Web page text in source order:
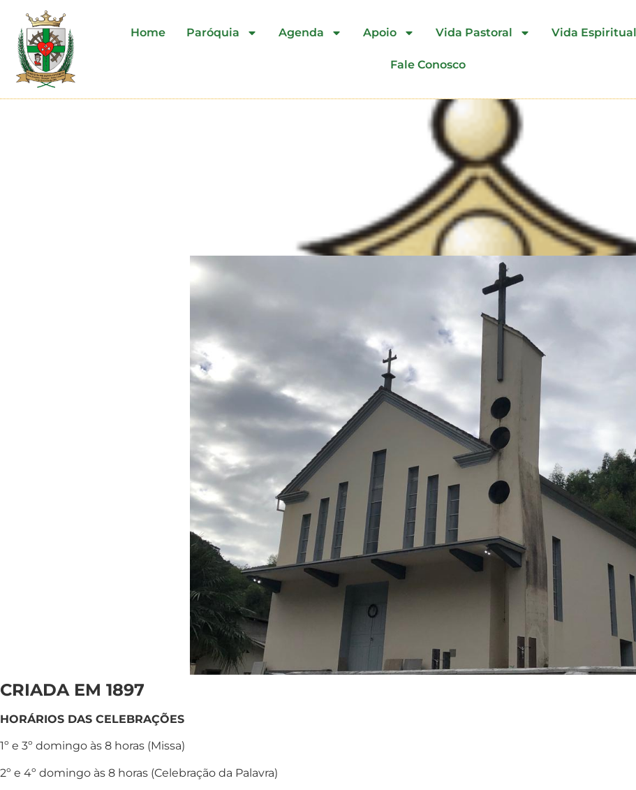
Home Paróquia Agenda Apoio Vida Pastoral Vida Espiritual
Fale Conosco
CRIADA EM 1897
HORÁRIOS DAS CELEBRAÇÕES
1º e 3º domingo às 8 horas (Missa)
2º e 4º domingo às 8 horas (Celebração da Palavra)